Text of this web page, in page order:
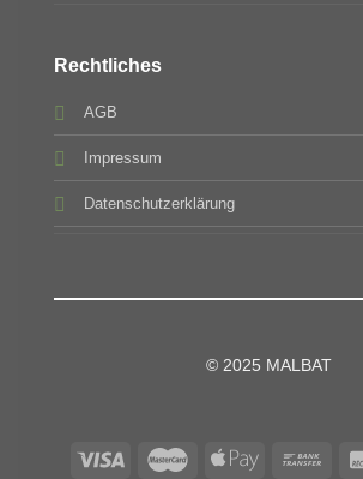
Rechtliches
AGB
Impressum
Datenschutzerklärung
© 2025 MALBAT